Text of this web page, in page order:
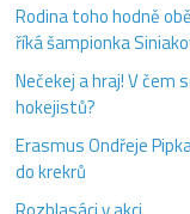
Rodina toho hodně
říká šampionka
Nečekej a hraj! V čem
hokejistů?
Erasmus Ondřeje
do krekrů